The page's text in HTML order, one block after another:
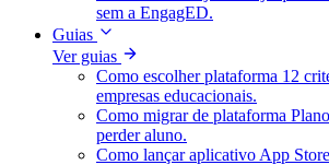
sem a EngagED.
Guias
Ver guias
Como escolher plataforma 12
empresas educacionais.
Como migrar de plataforma
perder aluno.
Como lançar aplicativo App